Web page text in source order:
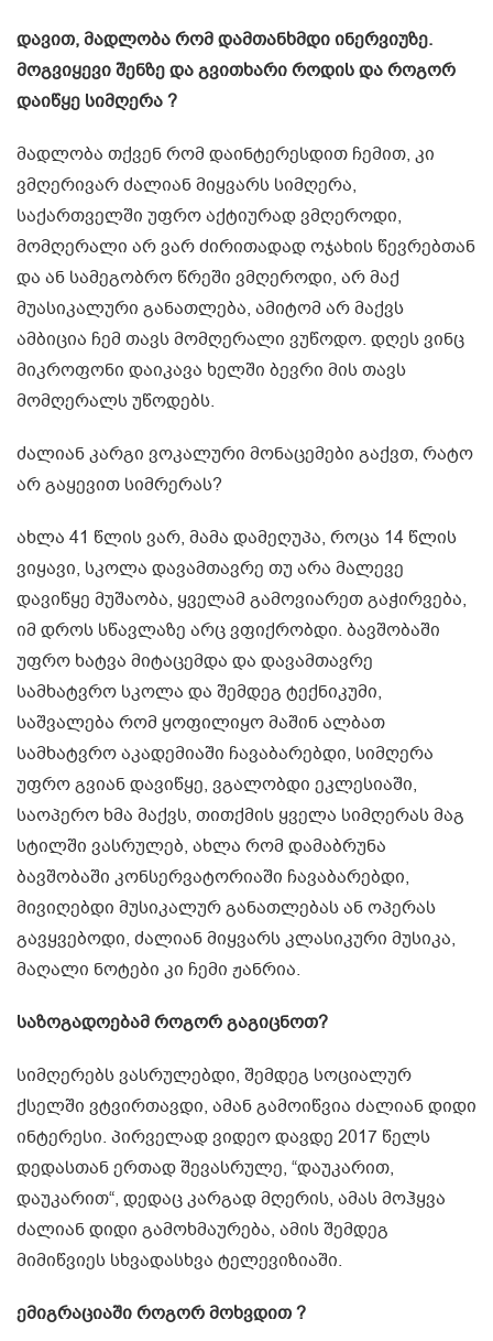
დავით, მადლობა რომ დამთანხმდი ინერვიუზე.
მოგვიყევი შენზე და გვითხარი როდის და როგორ
დაიწყე სიმღერა ?
მადლობა თქვენ რომ დაინტერესდით ჩემით, კი
ვმღერივარ ძალიან მიყვარს სიმღერა,
საქართველში უფრო აქტიურად ვმღეროდი,
მომღერალი არ ვარ ძირითადად ოჯახის წევრებთან
და ან სამეგობრო წრეში ვმღეროდი, არ მაქ
მუასიკალური განათლება, ამიტომ არ მაქვს
ამბიცია ჩემ თავს მომღერალი ვუწოდო. დღეს ვინც
მიკროფონი დაიკავა ხელში ბევრი მის თავს
მომღერალს უწოდებს.
ძალიან კარგი ვოკალური მონაცემები გაქვთ, რატო
არ გაყევით სიმრერას?
ახლა 41 წლის ვარ, მამა დამეღუპა, როცა 14 წლის
ვიყავი, სკოლა დავამთავრე თუ არა მალევე
დავიწყე მუშაობა, ყველამ გამოვიარეთ გაჭირვება,
იმ დროს სწავლაზე არც ვფიქრობდი. ბავშობაში
უფრო ხატვა მიტაცემდა და დავამთავრე
სამხატვრო სკოლა და შემდეგ ტექნიკუმი,
საშვალება რომ ყოფილიყო მაშინ ალბათ
სამხატვრო აკადემიაში ჩავაბარებდი, სიმღერა
უფრო გვიან დავიწყე, ვგალობდი ეკლესიაში,
საოპერო ხმა მაქვს, თითქმის ყველა სიმღერას მაგ
სტილში ვასრულებ, ახლა რომ დამაბრუნა
ბავშობაში კონსერვატორიაში ჩავაბარებდი,
მივიღებდი მუსიკალურ განათლებას ან ოპერას
გავყვებოდი, ძალიან მიყვარს კლასიკური მუსიკა,
მაღალი ნოტები კი ჩემი ჟანრია.
საზოგადოებამ როგორ გაგიცნოთ?
სიმღერებს ვასრულებდი, შემდეგ სოციალურ
ქსელში ვტვირთავდი, ამან გამოიწვია ძალიან დიდი
ინტერესი. პირველად ვიდეო დავდე 2017 წელს
დედასთან ერთად შევასრულე, “დაუკარით,
დაუკარით“, დედაც კარგად მღერის, ამას მოჰყვა
ძალიან დიდი გამოხმაურება, ამის შემდეგ
მიმიწვიეს სხვადასხვა ტელევიზიაში.
ემიგრაციაში როგორ მოხვდით ?